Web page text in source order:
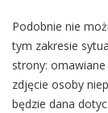
Podobnie nie
tym zakresie
strony:
zdjęcie osoby
będzie dana